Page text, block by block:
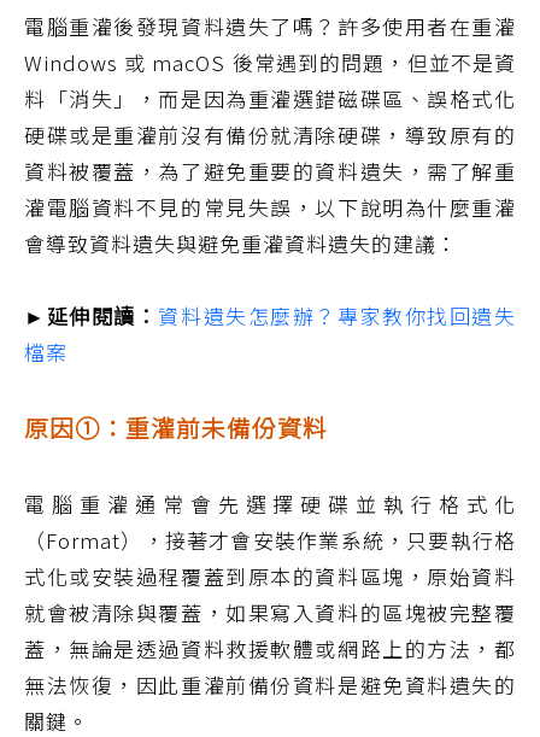
電腦重灌後發現資料遺失了嗎？許多使用者在重灌
Windows 或 macOS 後常遇到的問題，但並不是資
料「消失」，而是因為重灌選錯磁碟區、誤格式化
硬碟或是重灌前沒有備份就清除硬碟，導致原有的
資料被覆蓋，為了避免重要的資料遺失，需了解重
灌電腦資料不見的常見失誤，以下說明為什麼重灌
會導致資料遺失與避免重灌資料遺失的建議：
►延伸閱讀： 資料遺失怎麼辦？專家教你找回遺失
檔案
原因①：重灌前未備份資料
電腦重灌通常會先選擇硬碟並執行格式化
（Format），接著才會安裝作業系統，只要執行格
式化或安裝過程覆蓋到原本的資料區塊，原始資料
就會被清除與覆蓋，如果寫入資料的區塊被完整覆
蓋，無論是透過資料救援軟體或網路上的方法，都
無法恢復，因此重灌前備份資料是避免資料遺失的
關鍵。